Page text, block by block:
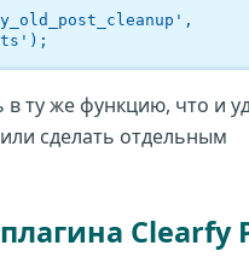
ту же функцию, что и
сделать отдельным
Clearfy